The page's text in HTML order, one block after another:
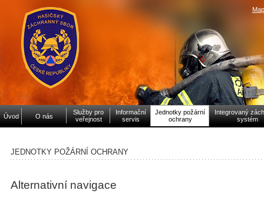
Úvod O nás
Služby pro
veřejnost
Informační
servis
Jednotky požární
ochrany
Integrovaný
systém
JEDNOTKY POŽÁRNÍ OCHRANY
Alternativní navigace